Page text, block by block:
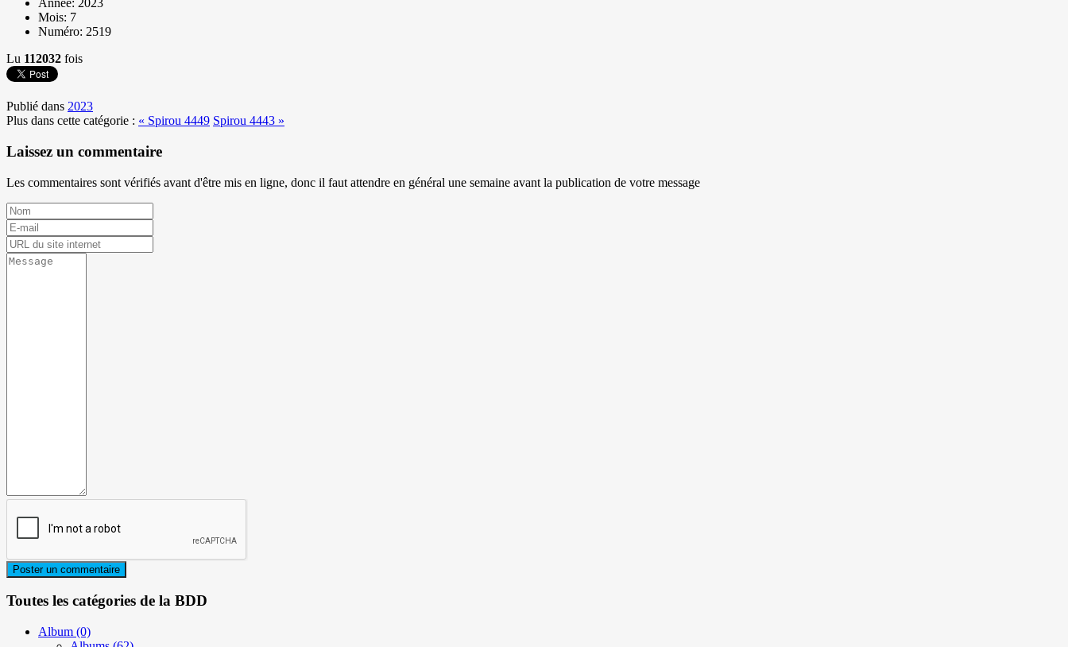
Année: 2023
Mois: 7
Numéro: 2519
Lu 112032 fois
Publié dans 2023
Plus dans cette catégorie : « Spirou 4449 Spirou 4443 »
Laissez un commentaire
Les commentaires sont vérifiés avant d'être mis en ligne, donc il faut attendre en général une semaine avant la publication de votre message
Toutes les catégories de la BDD
Album (0)